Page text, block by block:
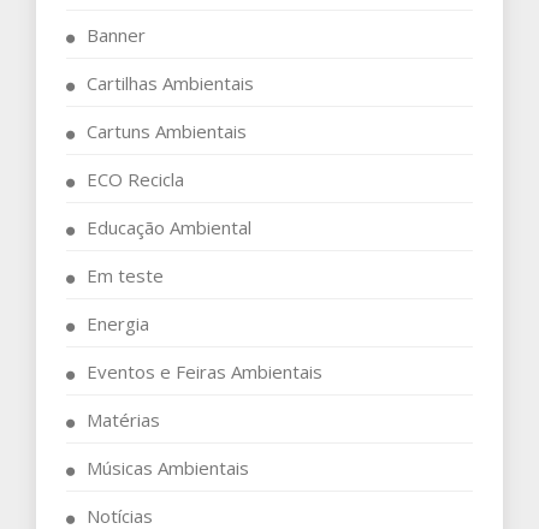
Banner
Cartilhas Ambientais
Cartuns Ambientais
ECO Recicla
Educação Ambiental
Em teste
Energia
Eventos e Feiras Ambientais
Matérias
Músicas Ambientais
Notícias